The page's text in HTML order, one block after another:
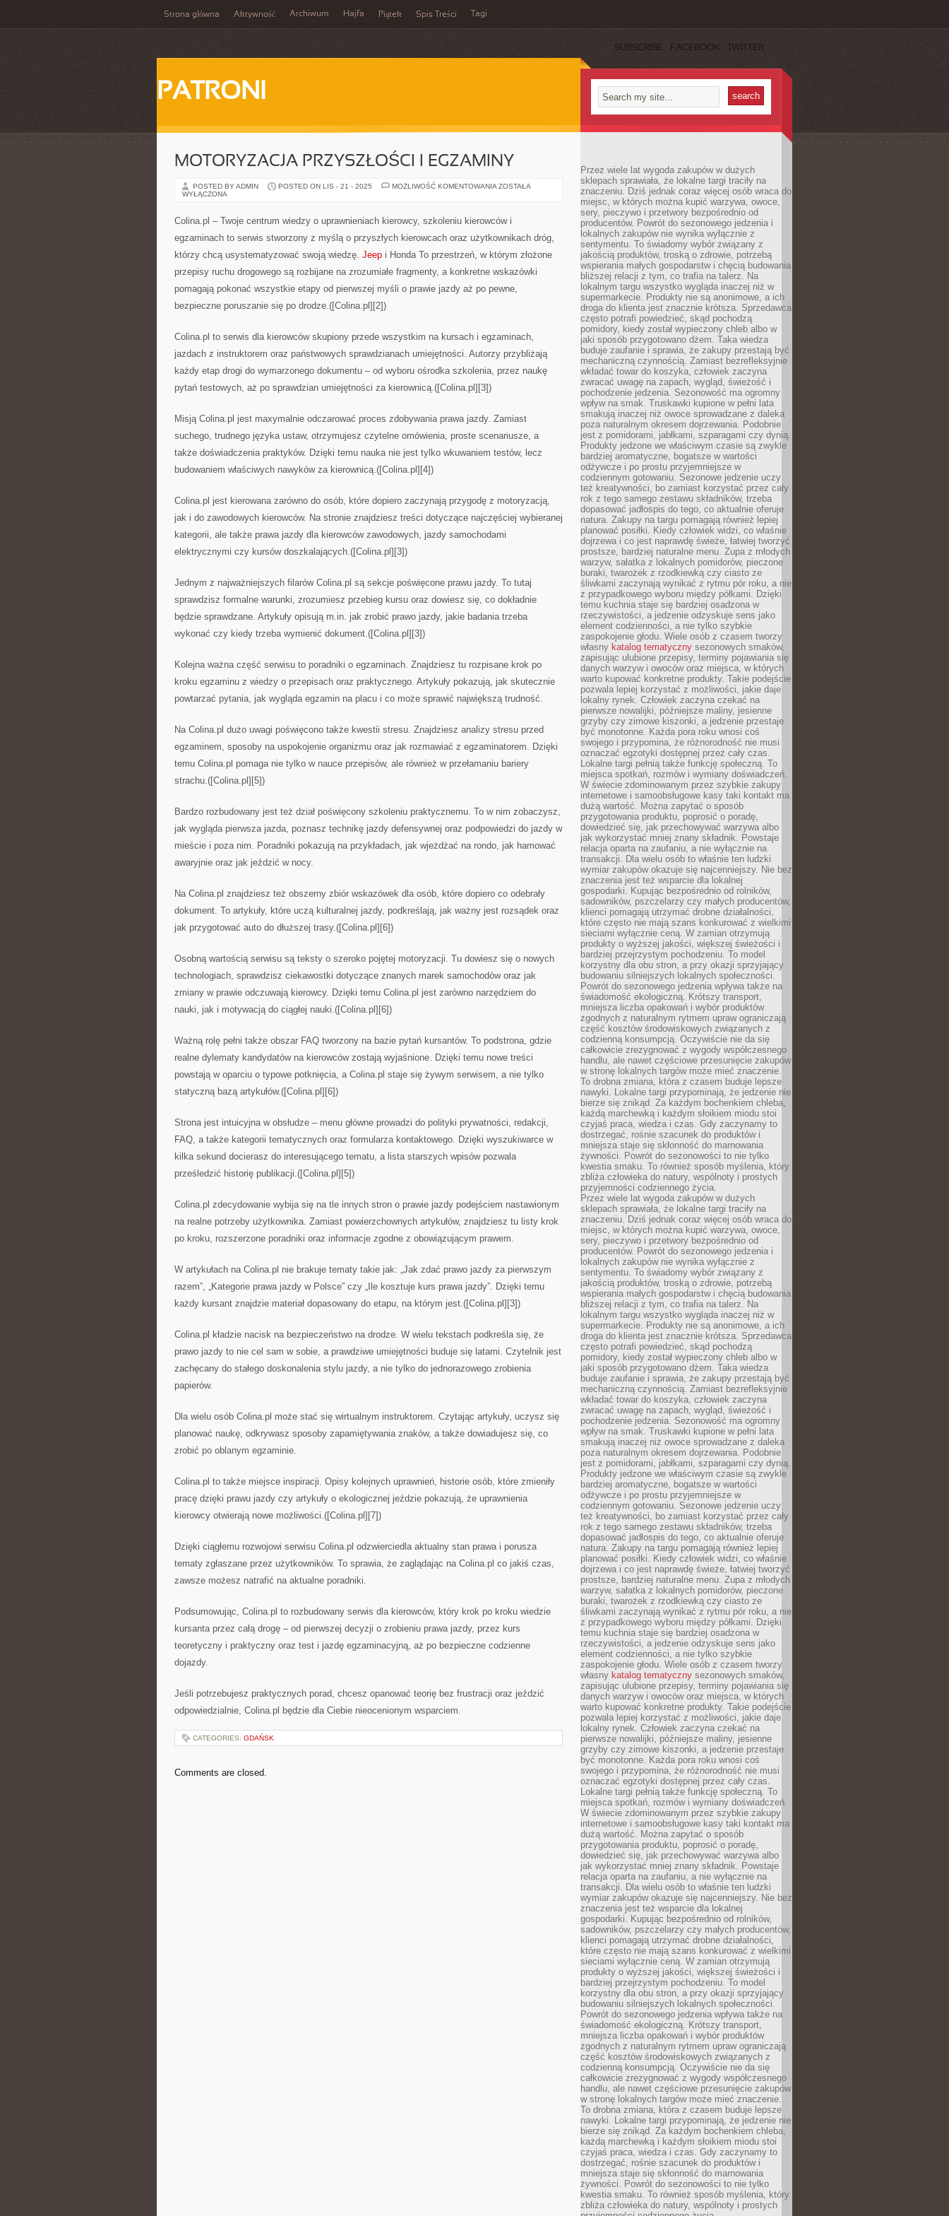
Strona główna Aktywność Archiwum Hajfa Piątek Spis Treści Tagi
SUBSCRIBE FACEBOOK TWITTER
PATRONI
MOTORYZACJA PRZYSZŁOŚCI I EGZAMINY
POSTED BY ADMIN POSTED ON LIS - 21 - 2025 MOŻLIWOŚĆ KOMENTOWANIA MOTORYZACJA
ZOSTAŁA
WYŁĄCZONA
Colina.pl – Twoje centrum wiedzy o uprawnieniach kierowcy, szkoleniu kierowców i
egzaminach to serwis stworzony z myślą o przyszłych kierowcach oraz użytkownikach dróg,
którzy chcą usystematyzować swoją wiedzę. Jeep i Honda To przestrzeń, w którym złożone
przepisy ruchu drogowego są rozbijane na zrozumiałe fragmenty, a konkretne wskazówki
pomagają pokonać wszystkie etapy od pierwszej myśli o prawie jazdy aż po pewne,
bezpieczne poruszanie się po drodze.([Colina.pl][2])
Colina.pl to serwis dla kierowców skupiony przede wszystkim na kursach i egzaminach,
jazdach z instruktorem oraz państwowych sprawdzianach umiejętności. Autorzy przybliżają
każdy etap drogi do wymarzonego dokumentu – od wyboru ośrodka szkolenia, przez naukę
pytań testowych, aż po sprawdzian umiejętności za kierownicą.([Colina.pl][3])
Misją Colina.pl jest maxymalnie odczarować proces zdobywania prawa jazdy. Zamiast
suchego, trudnego języka ustaw, otrzymujesz czytelne omówienia, proste scenariusze, a
także doświadczenia praktyków. Dzięki temu nauka nie jest tylko wkuwaniem testów, lecz
budowaniem właściwych nawyków za kierownicą.([Colina.pl][4])
Colina.pl jest kierowana zarówno do osób, które dopiero zaczynają przygodę z motoryzacją,
jak i do zawodowych kierowców. Na stronie znajdziesz treści dotyczące najczęściej wybieranej
kategorii, ale także prawa jazdy dla kierowców zawodowych, jazdy samochodami
elektrycznymi czy kursów doszkalających.([Colina.pl][3])
Jednym z najważniejszych filarów Colina.pl są sekcje poświęcone prawu jazdy. To tutaj
sprawdzisz formalne warunki, zrozumiesz przebieg kursu oraz dowiesz się, co dokładnie
będzie sprawdzane. Artykuły opisują m.in. jak zrobić prawo jazdy, jakie badania trzeba
wykonać czy kiedy trzeba wymienić dokument.([Colina.pl][3])
Kolejna ważna część serwisu to poradniki o egzaminach. Znajdziesz tu rozpisane krok po
kroku egzaminu z wiedzy o przepisach oraz praktycznego. Artykuły pokazują, jak skutecznie
powtarzać pytania, jak wygląda egzamin na placu i co może sprawić największą trudność.
Na Colina.pl dużo uwagi poświęcono także kwestii stresu. Znajdziesz analizy stresu przed
egzaminem, sposoby na uspokojenie organizmu oraz jak rozmawiać z egzaminatorem. Dzięki
temu Colina.pl pomaga nie tylko w nauce przepisów, ale również w przełamaniu bariery
strachu.([Colina.pl][5])
Bardzo rozbudowany jest też dział poświęcony szkoleniu praktycznemu. To w nim zobaczysz,
jak wygląda pierwsza jazda, poznasz technikę jazdy defensywnej oraz podpowiedzi do jazdy w
mieście i poza nim. Poradniki pokazują na przykładach, jak wjeżdżać na rondo, jak hamować
awaryjnie oraz jak jeździć w nocy.
Na Colina.pl znajdziesz też obszerny zbiór wskazówek dla osób, które dopiero co odebrały
dokument. To artykuły, które uczą kulturalnej jazdy, podkreślają, jak ważny jest rozsądek oraz
jak przygotować auto do dłuższej trasy.([Colina.pl][6])
Osobną wartością serwisu są teksty o szeroko pojętej motoryzacji. Tu dowiesz się o nowych
technologiach, sprawdzisz ciekawostki dotyczące znanych marek samochodów oraz jak
zmiany w prawie odczuwają kierowcy. Dzięki temu Colina.pl jest zarówno narzędziem do
nauki, jak i motywacją do ciągłej nauki.([Colina.pl][6])
Ważną rolę pełni także obszar FAQ tworzony na bazie pytań kursantów. To podstrona, gdzie
realne dylematy kandydatów na kierowców zostają wyjaśnione. Dzięki temu nowe treści
powstają w oparciu o typowe potknięcia, a Colina.pl staje się żywym serwisem, a nie tylko
statyczną bazą artykułów.([Colina.pl][6])
Strona jest intuicyjna w obsłudze – menu główne prowadzi do polityki prywatności, redakcji,
FAQ, a także kategorii tematycznych oraz formularza kontaktowego. Dzięki wyszukiwarce w
kilka sekund docierasz do interesującego tematu, a lista starszych wpisów pozwala
prześledzić historię publikacji.([Colina.pl][5])
Colina.pl zdecydowanie wybija się na tle innych stron o prawie jazdy podejściem nastawionym
na realne potrzeby użytkownika. Zamiast powierzchownych artykułów, znajdziesz tu listy krok
po kroku, rozszerzone poradniki oraz informacje zgodne z obowiązującym prawem.
W artykułach na Colina.pl nie brakuje tematy takie jak: „Jak zdać prawo jazdy za pierwszym
razem”, „Kategorie prawa jazdy w Polsce” czy „Ile kosztuje kurs prawa jazdy”. Dzięki temu
każdy kursant znajdzie materiał dopasowany do etapu, na którym jest.([Colina.pl][3])
Colina.pl kładzie nacisk na bezpieczeństwo na drodze. W wielu tekstach podkreśla się, że
prawo jazdy to nie cel sam w sobie, a prawdziwe umiejętności buduje się latami. Czytelnik jest
zachęcany do stałego doskonalenia stylu jazdy, a nie tylko do jednorazowego zrobienia
papierów.
Dla wielu osób Colina.pl może stać się wirtualnym instruktorem. Czytając artykuły, uczysz się
planować naukę, odkrywasz sposoby zapamiętywania znaków, a także dowiadujesz się, co
zrobić po oblanym egzaminie.
Colina.pl to także miejsce inspiracji. Opisy kolejnych uprawnień, historie osób, które zmieniły
pracę dzięki prawu jazdy czy artykuły o ekologicznej jeździe pokazują, że uprawnienia
kierowcy otwierają nowe możliwości.([Colina.pl][7])
Dzięki ciągłemu rozwojowi serwisu Colina.pl odzwierciedla aktualny stan prawa i porusza
tematy zgłaszane przez użytkowników. To sprawia, że zaglądając na Colina.pl co jakiś czas,
zawsze możesz natrafić na aktualne poradniki.
Podsumowując, Colina.pl to rozbudowany serwis dla kierowców, który krok po kroku wiedzie
kursanta przez całą drogę – od pierwszej decyzji o zrobieniu prawa jazdy, przez kurs
teoretyczny i praktyczny oraz test i jazdę egzaminacyjną, aż po bezpieczne codzienne
dojazdy.
Jeśli potrzebujesz praktycznych porad, chcesz opanować teorię bez frustracji oraz jeździć
odpowiedzialnie, Colina.pl będzie dla Ciebie nieocenionym wsparciem.
CATEGORIES: GDAŃSK
Comments are closed.
Przez wiele lat wygoda zakupów w dużych
sklepach sprawiała, że lokalne targi traciły na
znaczeniu. Dziś jednak coraz więcej osób wraca do
miejsc, w których można kupić warzywa, owoce,
sery, pieczywo i przetwory bezpośrednio od
producentów. Powrót do sezonowego jedzenia i
lokalnych zakupów nie wynika wyłącznie z
sentymentu. To świadomy wybór związany z
jakością produktów, troską o zdrowie, potrzebą
wspierania małych gospodarstw i chęcią budowania
bliższej relacji z tym, co trafia na talerz. Na
lokalnym targu wszystko wygląda inaczej niż w
supermarkecie. Produkty nie są anonimowe, a ich
droga do klienta jest znacznie krótsza. Sprzedawca
często potrafi powiedzieć, skąd pochodzą
pomidory, kiedy został wypieczony chleb albo w
jaki sposób przygotowano dżem. Taka wiedza
buduje zaufanie i sprawia, że zakupy przestają być
mechaniczną czynnością. Zamiast bezrefleksyjnie
wkładać towar do koszyka, człowiek zaczyna
zwracać uwagę na zapach, wygląd, świeżość i
pochodzenie jedzenia. Sezonowość ma ogromny
wpływ na smak. Truskawki kupione w pełni lata
smakują inaczej niż owoce sprowadzane z daleka
poza naturalnym okresem dojrzewania. Podobnie
jest z pomidorami, jabłkami, szparagami czy dynią.
Produkty jedzone we właściwym czasie są zwykle
bardziej aromatyczne, bogatsze w wartości
odżywcze i po prostu przyjemniejsze w
codziennym gotowaniu. Sezonowe jedzenie uczy
też kreatywności, bo zamiast korzystać przez cały
rok z tego samego zestawu składników, trzeba
dopasować jadłospis do tego, co aktualnie oferuje
natura. Zakupy na targu pomagają również lepiej
planować posiłki. Kiedy człowiek widzi, co właśnie
dojrzewa i co jest naprawdę świeże, łatwiej tworzyć
prostsze, bardziej naturalne menu. Zupa z młodych
warzyw, sałatka z lokalnych pomidorów, pieczone
buraki, twarożek z rzodkiewką czy ciasto ze
śliwkami zaczynają wynikać z rytmu pór roku, a nie
z przypadkowego wyboru między półkami. Dzięki
temu kuchnia staje się bardziej osadzona w
rzeczywistości, a jedzenie odzyskuje sens jako
element codzienności, a nie tylko szybkie
zaspokojenie głodu. Wiele osób z czasem tworzy
własny katalog tematyczny sezonowych smaków,
zapisując ulubione przepisy, terminy pojawiania się
danych warzyw i owoców oraz miejsca, w których
warto kupować konkretne produkty. Takie podejście
pozwala lepiej korzystać z możliwości, jakie daje
lokalny rynek. Człowiek zaczyna czekać na
pierwsze nowalijki, późniejsze maliny, jesienne
grzyby czy zimowe kiszonki, a jedzenie przestaje
być monotonne. Każda pora roku wnosi coś
swojego i przypomina, że różnorodność nie musi
oznaczać egzotyki dostępnej przez cały czas.
Lokalne targi pełnią także funkcję społeczną. To
miejsca spotkań, rozmów i wymiany doświadczeń.
W świecie zdominowanym przez szybkie zakupy
internetowe i samoobsługowe kasy taki kontakt ma
dużą wartość. Można zapytać o sposób
przygotowania produktu, poprosić o poradę,
dowiedzieć się, jak przechowywać warzywa albo
jak wykorzystać mniej znany składnik. Powstaje
relacja oparta na zaufaniu, a nie wyłącznie na
transakcji. Dla wielu osób to właśnie ten ludzki
wymiar zakupów okazuje się najcenniejszy. Nie bez
znaczenia jest też wsparcie dla lokalnej
gospodarki. Kupując bezpośrednio od rolników,
sadowników, pszczelarzy czy małych producentów,
klienci pomagają utrzymać drobne działalności,
które często nie mają szans konkurować z wielkimi
sieciami wyłącznie ceną. W zamian otrzymują
produkty o wyższej jakości, większej świeżości i
bardziej przejrzystym pochodzeniu. To model
korzystny dla obu stron, a przy okazji sprzyjający
budowaniu silniejszych lokalnych społeczności.
Powrót do sezonowego jedzenia wpływa także na
świadomość ekologiczną. Krótszy transport,
mniejsza liczba opakowań i wybór produktów
zgodnych z naturalnym rytmem upraw ograniczają
część kosztów środowiskowych związanych z
codzienną konsumpcją. Oczywiście nie da się
całkowicie zrezygnować z wygody współczesnego
handlu, ale nawet częściowe przesunięcie zakupów
w stronę lokalnych targów może mieć znaczenie.
To drobna zmiana, która z czasem buduje lepsze
nawyki. Lokalne targi przypominają, że jedzenie nie
bierze się znikąd. Za każdym bochenkiem chleba,
każdą marchewką i każdym słoikiem miodu stoi
czyjaś praca, wiedza i czas. Gdy zaczynamy to
dostrzegać, rośnie szacunek do produktów i
mniejsza staje się skłonność do marnowania
żywności. Powrót do sezonowości to nie tylko
kwestia smaku. To również sposób myślenia, który
zbliża człowieka do natury, wspólnoty i prostych
przyjemności codziennego życia.
Przez wiele lat wygoda zakupów w dużych
sklepach sprawiała, że lokalne targi traciły na
znaczeniu. Dziś jednak coraz więcej osób wraca do
miejsc, w których można kupić warzywa, owoce,
sery, pieczywo i przetwory bezpośrednio od
producentów. Powrót do sezonowego jedzenia i
lokalnych zakupów nie wynika wyłącznie z
sentymentu. To świadomy wybór związany z
jakością produktów, troską o zdrowie, potrzebą
wspierania małych gospodarstw i chęcią budowania
bliższej relacji z tym, co trafia na talerz. Na
lokalnym targu wszystko wygląda inaczej niż w
supermarkecie. Produkty nie są anonimowe, a ich
droga do klienta jest znacznie krótsza. Sprzedawca
często potrafi powiedzieć, skąd pochodzą
pomidory, kiedy został wypieczony chleb albo w
jaki sposób przygotowano dżem. Taka wiedza
buduje zaufanie i sprawia, że zakupy przestają być
mechaniczną czynnością. Zamiast bezrefleksyjnie
wkładać towar do koszyka, człowiek zaczyna
zwracać uwagę na zapach, wygląd, świeżość i
pochodzenie jedzenia. Sezonowość ma ogromny
wpływ na smak. Truskawki kupione w pełni lata
smakują inaczej niż owoce sprowadzane z daleka
poza naturalnym okresem dojrzewania. Podobnie
jest z pomidorami, jabłkami, szparagami czy dynią.
Produkty jedzone we właściwym czasie są zwykle
bardziej aromatyczne, bogatsze w wartości
odżywcze i po prostu przyjemniejsze w
codziennym gotowaniu. Sezonowe jedzenie uczy
też kreatywności, bo zamiast korzystać przez cały
rok z tego samego zestawu składników, trzeba
dopasować jadłospis do tego, co aktualnie oferuje
natura. Zakupy na targu pomagają również lepiej
planować posiłki. Kiedy człowiek widzi, co właśnie
dojrzewa i co jest naprawdę świeże, łatwiej tworzyć
prostsze, bardziej naturalne menu. Zupa z młodych
warzyw, sałatka z lokalnych pomidorów, pieczone
buraki, twarożek z rzodkiewką czy ciasto ze
śliwkami zaczynają wynikać z rytmu pór roku, a nie
z przypadkowego wyboru między półkami. Dzięki
temu kuchnia staje się bardziej osadzona w
rzeczywistości, a jedzenie odzyskuje sens jako
element codzienności, a nie tylko szybkie
zaspokojenie głodu. Wiele osób z czasem tworzy
własny katalog tematyczny sezonowych smaków,
zapisując ulubione przepisy, terminy pojawiania się
danych warzyw i owoców oraz miejsca, w których
warto kupować konkretne produkty. Takie podejście
pozwala lepiej korzystać z możliwości, jakie daje
lokalny rynek. Człowiek zaczyna czekać na
pierwsze nowalijki, późniejsze maliny, jesienne
grzyby czy zimowe kiszonki, a jedzenie przestaje
być monotonne. Każda pora roku wnosi coś
swojego i przypomina, że różnorodność nie musi
oznaczać egzotyki dostępnej przez cały czas.
Lokalne targi pełnią także funkcję społeczną. To
miejsca spotkań, rozmów i wymiany doświadczeń.
W świecie zdominowanym przez szybkie zakupy
internetowe i samoobsługowe kasy taki kontakt ma
dużą wartość. Można zapytać o sposób
przygotowania produktu, poprosić o poradę,
dowiedzieć się, jak przechowywać warzywa albo
jak wykorzystać mniej znany składnik. Powstaje
relacja oparta na zaufaniu, a nie wyłącznie na
transakcji. Dla wielu osób to właśnie ten ludzki
wymiar zakupów okazuje się najcenniejszy. Nie bez
znaczenia jest też wsparcie dla lokalnej
gospodarki. Kupując bezpośrednio od rolników,
sadowników, pszczelarzy czy małych producentów,
klienci pomagają utrzymać drobne działalności,
które często nie mają szans konkurować z wielkimi
sieciami wyłącznie ceną. W zamian otrzymują
produkty o wyższej jakości, większej świeżości i
bardziej przejrzystym pochodzeniu. To model
korzystny dla obu stron, a przy okazji sprzyjający
budowaniu silniejszych lokalnych społeczności.
Powrót do sezonowego jedzenia wpływa także na
świadomość ekologiczną. Krótszy transport,
mniejsza liczba opakowań i wybór produktów
zgodnych z naturalnym rytmem upraw ograniczają
część kosztów środowiskowych związanych z
codzienną konsumpcją. Oczywiście nie da się
całkowicie zrezygnować z wygody współczesnego
handlu, ale nawet częściowe przesunięcie zakupów
w stronę lokalnych targów może mieć znaczenie.
To drobna zmiana, która z czasem buduje lepsze
nawyki. Lokalne targi przypominają, że jedzenie nie
bierze się znikąd. Za każdym bochenkiem chleba,
każdą marchewką i każdym słoikiem miodu stoi
czyjaś praca, wiedza i czas. Gdy zaczynamy to
dostrzegać, rośnie szacunek do produktów i
mniejsza staje się skłonność do marnowania
żywności. Powrót do sezonowości to nie tylko
kwestia smaku. To również sposób myślenia, który
zbliża człowieka do natury, wspólnoty i prostych